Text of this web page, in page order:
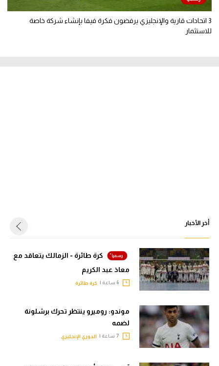
3 اتحادات قارية والإنجليزي يرفضون فكرة فيفا بإنشاء شركة خاصة
للاستثمار
أخر الأخبار
كرة طائرة - الزمالك يتعاقد مع
معاذ عبد الكريم
كرة طائرة
موندو: روميرو ينتظر تحرك برشلونة
لضمه
الدوري الإنجليزي